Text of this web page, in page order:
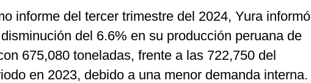
informe del tercer trimestre del 2024, Yura informó
del 6.6% en su producción peruana de
675,080 toneladas, frente a las 722,750 del
en 2023, debido a una menor demanda interna.